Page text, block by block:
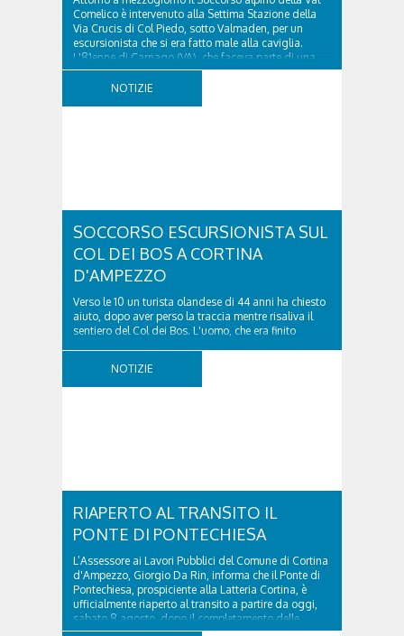
Comelico è intervenuto alla Settima Stazione della
Via Crucis di Col Piedo, sotto Valmaden, per un
escursionista che si era fatto male alla caviglia.
L'81enne di Carnago (VA), che faceva parte di una
comitiva e aveva riportato un trauma...
NOTIZIE
SOCCORSO ESCURSIONISTA SUL
COL DEI BOS A CORTINA
D'AMPEZZO
Verso le 10 un turista olandese di 44 anni ha chiesto
aiuto, dopo aver perso la traccia mentre risaliva il
sentiero del Col dei Bos. L'uomo, che era finito
Torri del Falzarego, era...
NOTIZIE
RIAPERTO AL TRANSITO IL
PONTE DI PONTECHIESA
L’Assessore ai Lavori Pubblici del Comune di Cortina
d'Ampezzo, Giorgio Da Rin, informa che il Ponte di
Pontechiesa, prospiciente alla Latteria Cortina, è
ufficialmente riaperto al transito a partire da oggi,
sabato 8 agosto, dopo il completamento delle
verifiche e il positivo collaudo...